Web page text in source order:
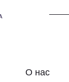
О нас